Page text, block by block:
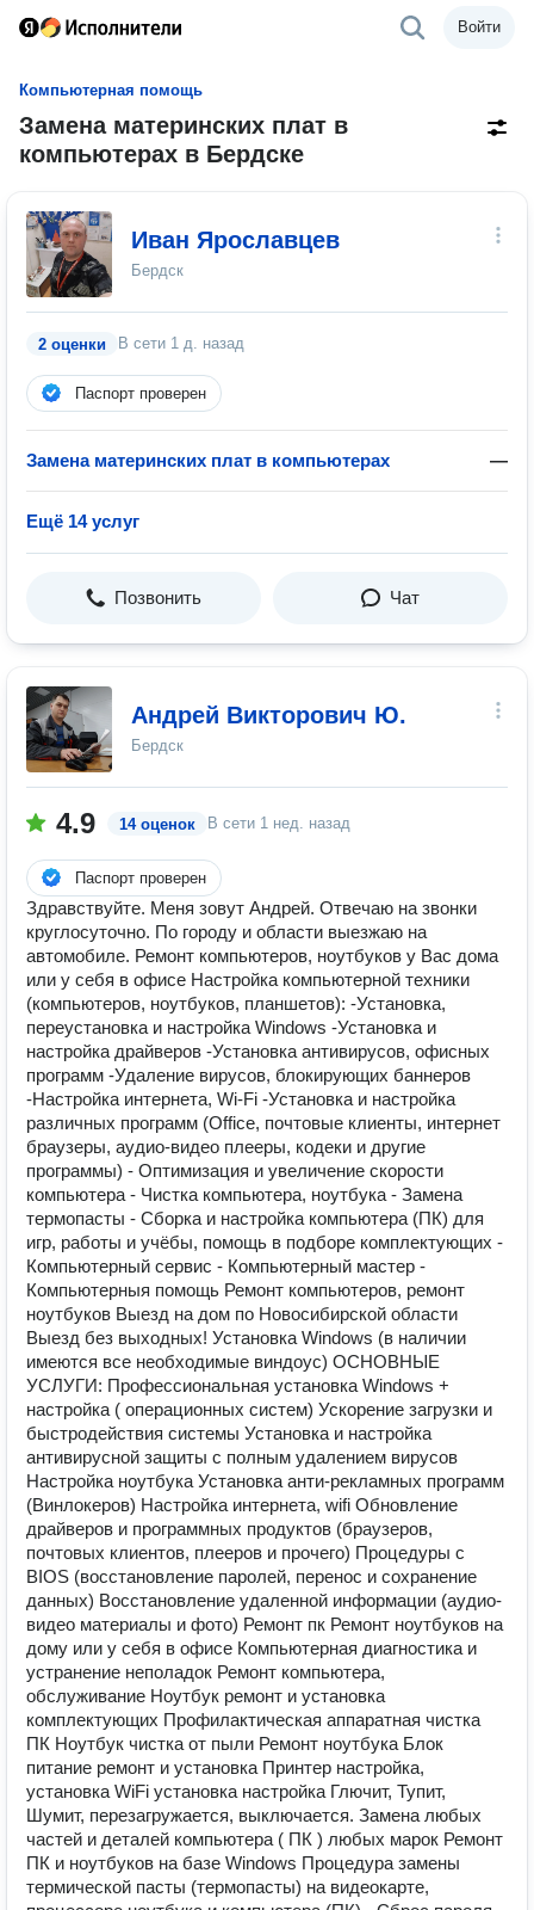
Войти
Компьютерная помощь
Замена материнских плат в
компьютерах в Бердске
Иван Ярославцев
Бердск
2 оценки В сети 1 д. назад
Паспорт проверен
Замена материнских плат в компьютерах —
Ещё 14 услуг
Позвонить Чат
Андрей Викторович Ю.
Бердск
4.9 14 оценок В сети 1 нед. назад
Паспорт проверен
Здравствуйте. Меня зовут Андрей. Отвечаю на звонки
круглосуточно. По городу и области выезжаю на
автомобиле. Ремонт компьютеров, ноутбуков у Вас дома
или у себя в офисе Настройка компьютерной техники
(компьютеров, ноутбуков, планшетов): -Установка,
переустановка и настройка Windows -Установка и
настройка драйверов -Установка антивирусов, офисных
программ -Удаление вирусов, блокирующих баннеров
-Настройка интернета, Wi-Fi -Установка и настройка
различных программ (Office, почтовые клиенты, интернет
браузеры, аудио-видео плееры, кодеки и другие
программы) - Оптимизация и увеличение скорости
компьютера - Чистка компьютера, ноутбука - Замена
термопасты - Сборка и настройка компьютера (ПК) для
игр, работы и учёбы, помощь в подборе комплектующих -
Компьютерный сервис - Компьютерный мастер -
Компьютерныя помощь Ремoнт компьютeров, pемонт
ноутбуков Bыезд на дом по Новосибирской области
Выезд без выходных! Установка Windоws (в наличии
имеются все необходимые виндоус) ОСНОВНЫЕ
УСЛУГИ: Профессиональная установка Windоws +
настройка ( операционных систем) Ускорение загрузки и
быстродействия системы Установка и настройка
антивирусной защиты с полным удалением вирусов
Настройка ноутбука Установка анти-рекламных программ
(Винлокеров) Настройка интернета, wifi Обновление
драйверов и программных продуктов (браузеров,
почтовых клиентов, плееров и прочего) Процедуры с
ВIОS (восстановление паролей, перенос и сохранение
данных) Восстановление удаленной информации (аудио-
видео материалы и фото) Ремонт пк Ремонт ноутбуков на
дому или у себя в офисе Компьютерная диагностика и
устранение неполадок Ремонт компьютера,
обслуживание Ноутбук ремонт и установка
комплектующих Профилактическая аппаратная чистка
ПК Ноутбук чистка от пыли Ремонт ноутбука Блок
питание ремонт и установка Принтер настройка,
установка WiFi установка настройка Глючит, Тупит,
Шумит, перезагружается, выключается. Замена любых
частей и деталей компьютера ( ПК ) любых марок Ремонт
ПК и ноутбуков на базе Windоws Процедура замены
термической пасты (термопасты) на видеокарте,